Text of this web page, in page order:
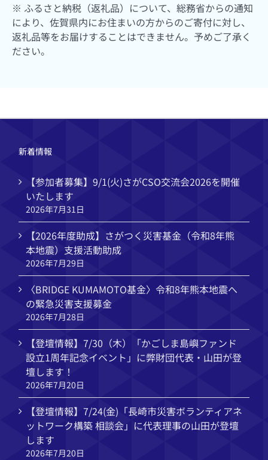
※ ふるさと納税（返礼品）について、総務省からの通知
により、佐賀県内にお住まいの方からのご寄付に対し、
返礼品等をお届けすることはできません。予めご了承く
ださい。
新着情報
【参加者募集】9/1(火)さがCSO交流会2026を開催
いたします
2026年7月31日
【2026年度助成】さがつく災害基金（令和8年熊
本地震）支援活動助成
2026年7月29日
〈BRIDGE KUMAMOTO基金〉令和8年熊本地震へ
の緊急災害支援募金
2026年7月28日
【登壇情報】7/30（木）「かごしま島嶼ファンド
設立1周年記念イベント」に弊財団代表・山田が登
壇します！
2026年7月20日
【登壇情報】7/24(金)「長崎市災害ボランティアネ
ットワーク構築 相談会」に代表理事の山田が登壇
します
2026年7月20日